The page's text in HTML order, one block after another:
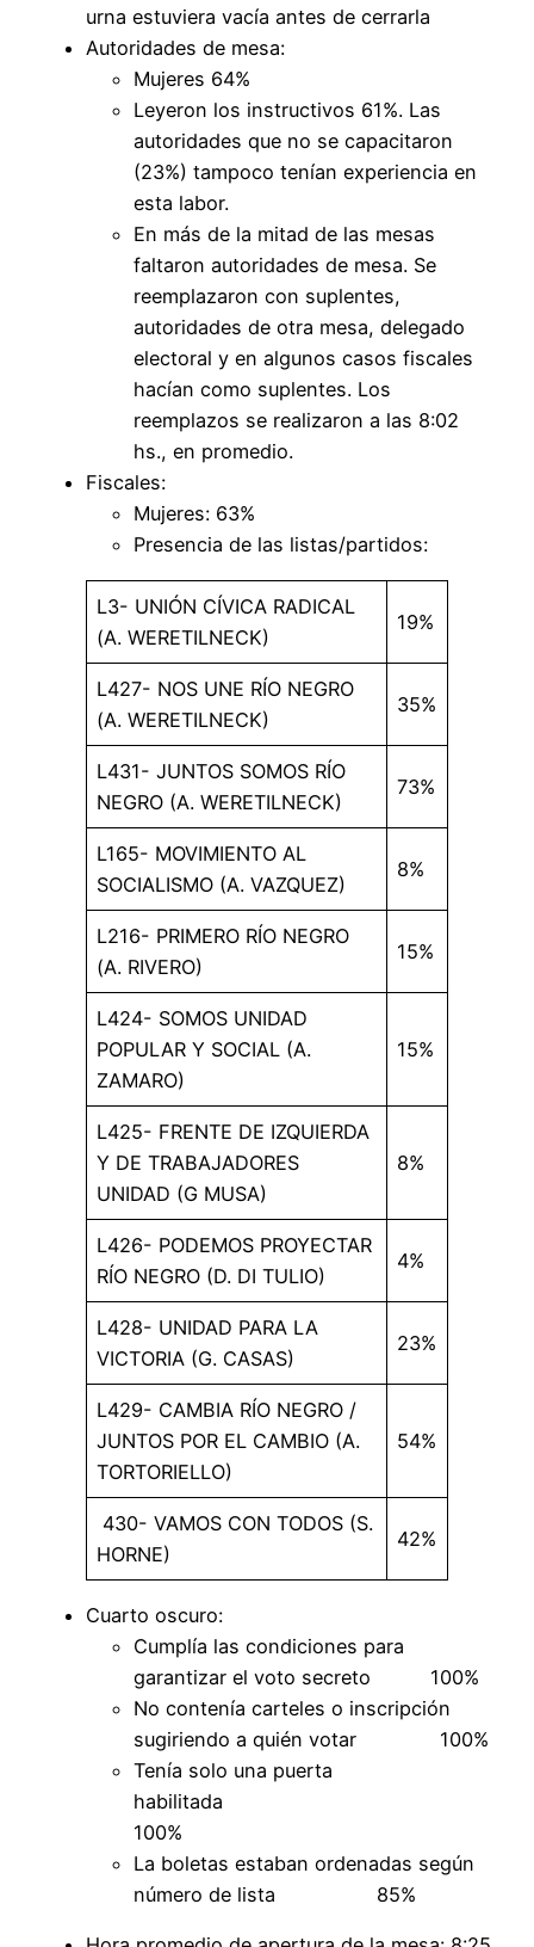
urna estuviera vacía antes de cerrarla
Autoridades de mesa:
Mujeres 64%
Leyeron los instructivos 61%. Las
autoridades que no se capacitaron
(23%) tampoco tenían experiencia en
esta labor.
En más de la mitad de las mesas
faltaron autoridades de mesa. Se
reemplazaron con suplentes,
autoridades de otra mesa, delegado
electoral y en algunos casos fiscales
hacían como suplentes. Los
reemplazos se realizaron a las 8:02
hs., en promedio.
Fiscales:
Mujeres: 63%
Presencia de las listas/partidos:
L3- UNIÓN CÍVICA RADICAL
(A. WERETILNECK)
19%
L427- NOS UNE RÍO NEGRO
(A. WERETILNECK)
35%
L431- JUNTOS SOMOS RÍO
NEGRO (A. WERETILNECK)
73%
L165- MOVIMIENTO AL
SOCIALISMO (A. VAZQUEZ)
8%
L216- PRIMERO RÍO NEGRO
(A. RIVERO)
15%
L424- SOMOS UNIDAD
POPULAR Y SOCIAL (A.
ZAMARO)
15%
L425- FRENTE DE IZQUIERDA
Y DE TRABAJADORES
UNIDAD (G MUSA)
8%
L426- PODEMOS PROYECTAR
RÍO NEGRO (D. DI TULIO)
4%
L428- UNIDAD PARA LA
VICTORIA (G. CASAS)
23%
L429- CAMBIA RÍO NEGRO /
JUNTOS POR EL CAMBIO (A.
TORTORIELLO)
54%
430- VAMOS CON TODOS (S.
HORNE)
42%
Cuarto oscuro:
Cumplía las condiciones para
garantizar el voto secreto 100%
No contenía carteles o inscripción
sugiriendo a quién votar 100%
Tenía solo una puerta
100%
La boletas estaban ordenadas según
número de lista 85%